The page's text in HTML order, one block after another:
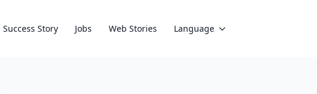
Success Story Jobs Web Stories Language